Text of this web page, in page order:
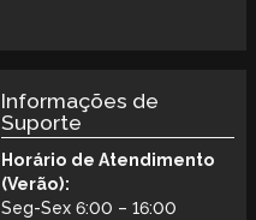
Informações de
Suporte
Horário de Atendimento
(Verão):
Seg-Sex 6:00 – 16:00